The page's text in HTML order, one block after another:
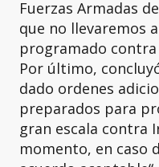
Fuerzas Armadas
que no llevaremos
programado contra
Por último,
dado ordenes
preparados para
gran escala contra
momento, en caso